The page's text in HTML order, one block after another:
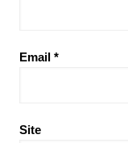
Email *
Site